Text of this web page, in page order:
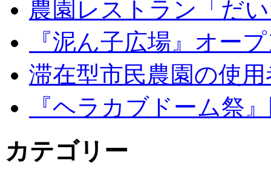
農園レストラン「だ
『泥ん子広場』オー
滞在型市民農園の使
『ヘラカブドーム祭
カテゴリー